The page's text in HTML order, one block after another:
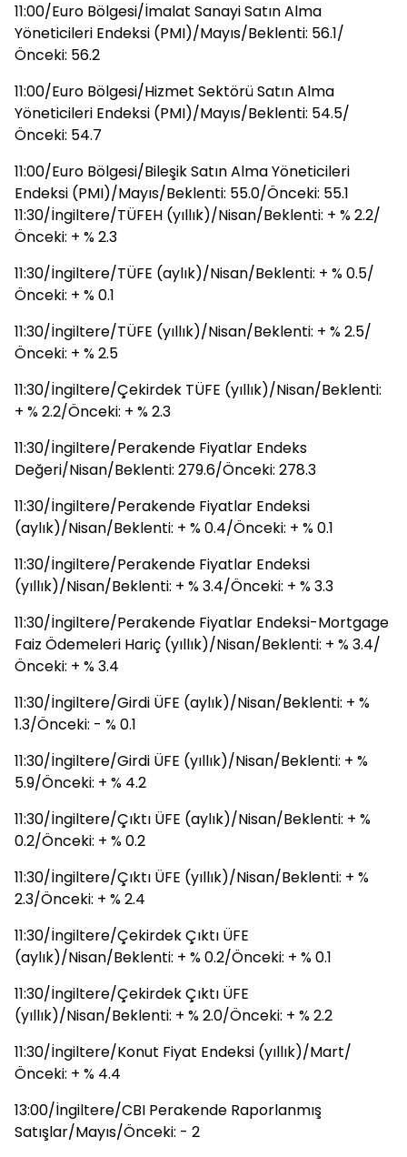
11:00/Euro Bölgesi/İmalat Sanayi Satın Alma
Yöneticileri Endeksi (PMI)/Mayıs/Beklenti: 56.1/
Önceki: 56.2
11:00/Euro Bölgesi/Hizmet Sektörü Satın Alma
Yöneticileri Endeksi (PMI)/Mayıs/Beklenti: 54.5/
Önceki: 54.7
11:00/Euro Bölgesi/Bileşik Satın Alma Yöneticileri
Endeksi (PMI)/Mayıs/Beklenti: 55.0/Önceki: 55.1
11:30/İngiltere/TÜFEH (yıllık)/Nisan/Beklenti: + % 2.2/
Önceki: + % 2.3
11:30/İngiltere/TÜFE (aylık)/Nisan/Beklenti: + % 0.5/
Önceki: + % 0.1
11:30/İngiltere/TÜFE (yıllık)/Nisan/Beklenti: + % 2.5/
Önceki: + % 2.5
11:30/İngiltere/Çekirdek TÜFE (yıllık)/Nisan/Beklenti:
+ % 2.2/Önceki: + % 2.3
11:30/İngiltere/Perakende Fiyatlar Endeks
Değeri/Nisan/Beklenti: 279.6/Önceki: 278.3
11:30/İngiltere/Perakende Fiyatlar Endeksi
(aylık)/Nisan/Beklenti: + % 0.4/Önceki: + % 0.1
11:30/İngiltere/Perakende Fiyatlar Endeksi
(yıllık)/Nisan/Beklenti: + % 3.4/Önceki: + % 3.3
11:30/İngiltere/Perakende Fiyatlar Endeksi-Mortgage
Faiz Ödemeleri Hariç (yıllık)/Nisan/Beklenti: + % 3.4/
Önceki: + % 3.4
11:30/İngiltere/Girdi ÜFE (aylık)/Nisan/Beklenti: + %
1.3/Önceki: - % 0.1
11:30/İngiltere/Girdi ÜFE (yıllık)/Nisan/Beklenti: + %
5.9/Önceki: + % 4.2
11:30/İngiltere/Çıktı ÜFE (aylık)/Nisan/Beklenti: + %
0.2/Önceki: + % 0.2
11:30/İngiltere/Çıktı ÜFE (yıllık)/Nisan/Beklenti: + %
2.3/Önceki: + % 2.4
11:30/İngiltere/Çekirdek Çıktı ÜFE
(aylık)/Nisan/Beklenti: + % 0.2/Önceki: + % 0.1
11:30/İngiltere/Çekirdek Çıktı ÜFE
(yıllık)/Nisan/Beklenti: + % 2.0/Önceki: + % 2.2
11:30/İngiltere/Konut Fiyat Endeksi (yıllık)/Mart/
Önceki: + % 4.4
13:00/İngiltere/CBI Perakende Raporlanmış
Satışlar/Mayıs/Önceki: - 2